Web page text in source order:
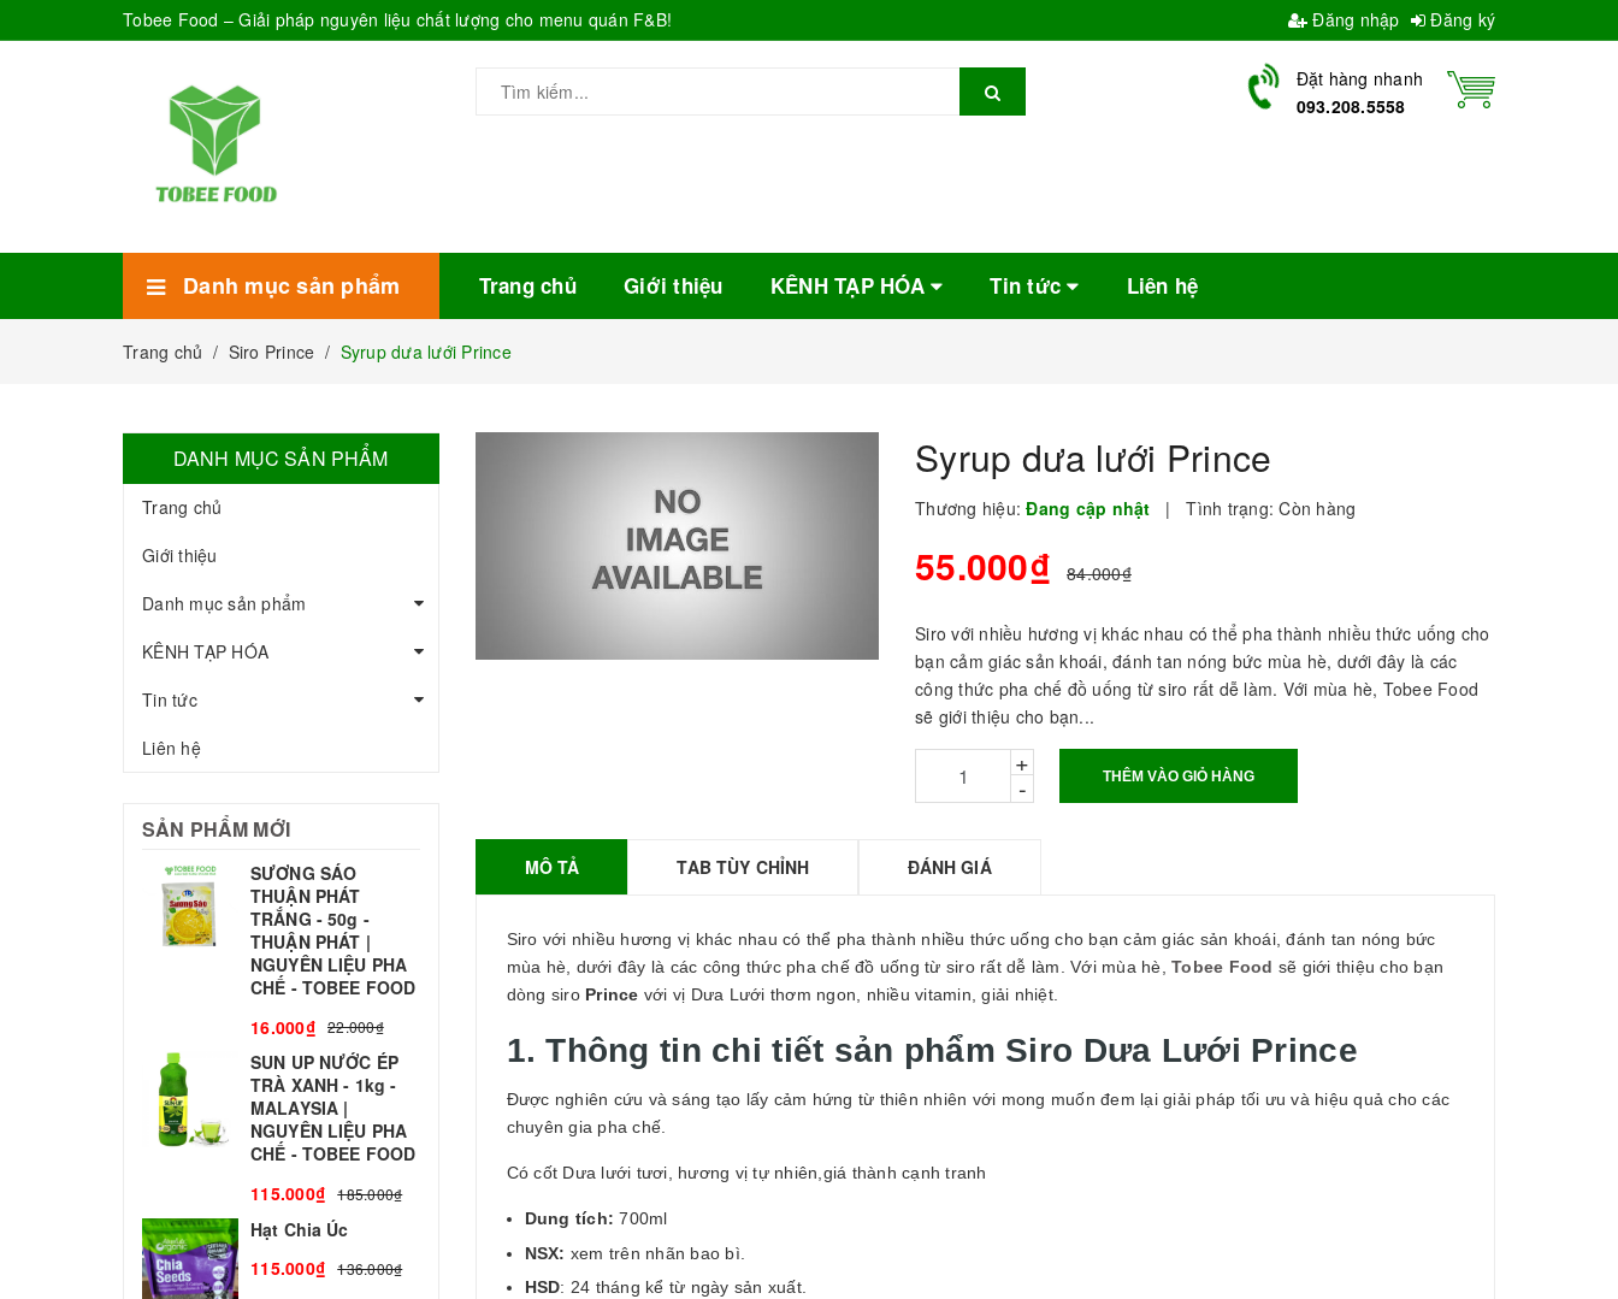
Tobee Food – Giải pháp nguyên liệu chất lượng cho menu quán F&B! Đăng nhập Đăng ký
Đặt hàng nhanh
093.208.5558
Danh mục sản phẩm Trang chủ Giới thiệu KÊNH TẠP HÓA Tin tức Liên hệ
Trang chủ / Siro Prince / Syrup dưa lưới Prince
Syrup dưa lưới Prince
Thương hiệu: Đang cập nhật | Tình trạng: Còn hàng
55.000₫ 84.000₫
Siro với nhiều hương vị khác nhau có thể pha thành nhiều thức uống cho
bạn cảm giác sản khoái, đánh tan nóng bức mùa hè, dưới đây là các
công thức pha chế đồ uống từ siro rất dễ làm. Với mùa hè, Tobee Food
sẽ giới thiệu cho bạn...
+
- THÊM VÀO GIỎ HÀNG
MÔ TẢ TAB TÙY CHỈNH ĐÁNH GIÁ
Siro với nhiều hương vị khác nhau có thể pha thành nhiều thức uống cho bạn cảm giác sản khoái, đánh tan nóng bức
mùa hè, dưới đây là các công thức pha chế đồ uống từ siro rất dễ làm. Với mùa hè, Tobee Food sẽ giới thiệu cho bạn
dòng siro Prince với vị Dưa Lưới thơm ngon, nhiều vitamin, giải nhiệt.
1. Thông tin chi tiết sản phẩm Siro Dưa Lưới Prince
Được nghiên cứu và sáng tạo lấy cảm hứng từ thiên nhiên với mong muốn đem lại giải pháp tối ưu và hiệu quả cho các
chuyên gia pha chế.
Có cốt Dưa lưới tươi, hương vị tự nhiên,giá thành cạnh tranh
Dung tích: 700ml
NSX: xem trên nhãn bao bì.
HSD: 24 tháng kể từ ngày sản xuất.
DANH MỤC SẢN PHẨM
Trang chủ
Giới thiệu
Danh mục sản phẩm
KÊNH TẠP HÓA
Tin tức
Liên hệ
SẢN PHẨM MỚI
SƯƠNG SÁO
THUẬN PHÁT
TRẮNG - 50g -
THUẬN PHÁT |
NGUYÊN LIỆU PHA
CHẾ - TOBEE FOOD
16.000₫ 22.000₫
SUN UP NƯỚC ÉP
TRÀ XANH - 1kg -
MALAYSIA |
NGUYÊN LIỆU PHA
CHẾ - TOBEE FOOD
115.000₫
185.000₫
Hạt Chia Úc
115.000₫
136.000₫
BỘT SỮA TOBEE
THANH VỊ - 300g -
Sữa làm Trà Sữa -
TOBEE FOOD
30.000₫ 36.000₫
HỒNG TRÀ ĐẶC
BIỆT 50G - ROYAL I
CHẾ - TOBEE FOOD